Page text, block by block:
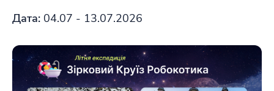
Дата: 04.07 - 13.07.2026